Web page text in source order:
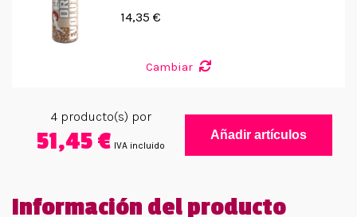
14,35 €
Cambiar
4producto(s) por
51,45 € IVA incluido
Añadir artículos
Información del producto